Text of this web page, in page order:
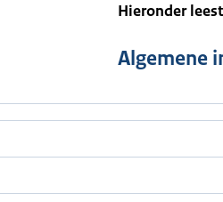
Hieronder
Algemene